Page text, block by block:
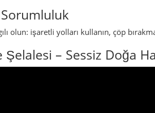
olun: işaretli yolları kullanın, çöp
Şelalesi – Sessiz Doğa